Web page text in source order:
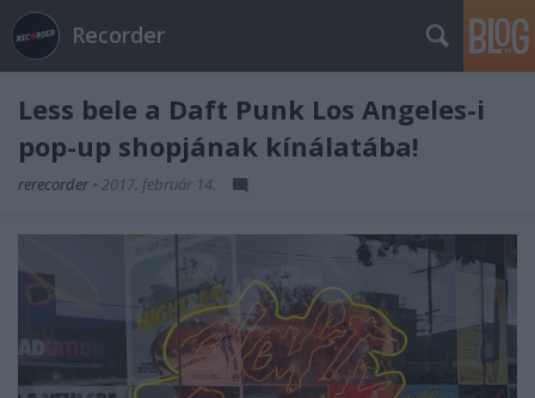
Recorder
Less bele a Daft Punk Los Angeles-i
pop-up shopjának kínálatába!
rerecorder • 2017. február 14.